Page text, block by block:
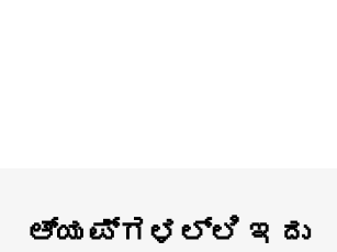
ಆ್ಯಪ್‌‌ಗಳಲ್ಲಿ ಇದು